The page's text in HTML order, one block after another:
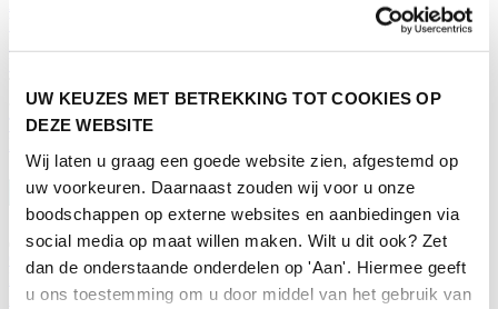
UW KEUZES MET BETREKKING TOT COOKIES OP
DEZE WEBSITE
Wij laten u graag een goede website zien, afgestemd op
uw voorkeuren. Daarnaast zouden wij voor u onze
boodschappen op externe websites en aanbiedingen via
social media op maat willen maken. Wilt u dit ook? Zet
dan de onderstaande onderdelen op 'Aan'. Hiermee geeft
u ons toestemming om u door middel van het gebruik van
TICKETS HORECAVA
Contact
Perskamer
Zoeken